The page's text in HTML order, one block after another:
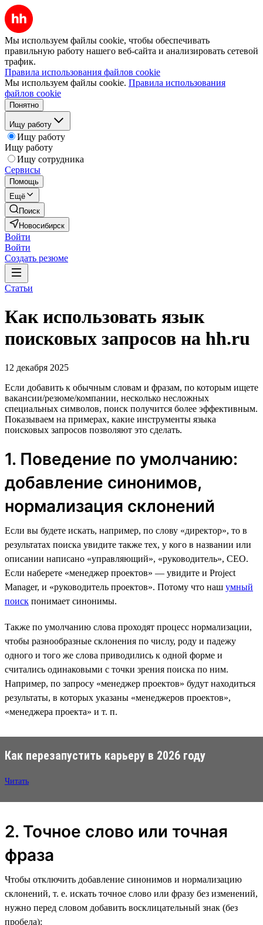
Мы используем файлы cookie, чтобы обеспечивать
правильную работу нашего веб-сайта и анализировать сетевой
трафик.
Правила использования файлов cookie
Мы используем файлы cookie. Правила использования
файлов cookie
Понятно
Ищу работу
Ищу работу
Ищу работу
Ищу сотрудника
Сервисы
Помощь
Ещё
Поиск
Новосибирск
Войти
Войти
Создать резюме
Статьи
Как использовать язык
поисковых запросов на hh.ru
12 декабря 2025
Если добавить к обычным словам и фразам, по которым ищете
вакансии/резюме/компании, несколько несложных
специальных символов, поиск получится более эффективным.
Показываем на примерах, какие инструменты языка
поисковых запросов позволяют это сделать.
1. Поведение по умолчанию:
добавление синонимов,
нормализация склонений
Если вы будете искать, например, по слову «директор», то в
результатах поиска увидите также тех, у кого в названии или
описании написано «управляющий», «руководитель», CEO.
Если наберете «менеджер проектов» — увидите и Project
Manager, и «руководитель проектов». Потому что наш умный
поиск понимает синонимы.
Также по умолчанию слова проходят процесс нормализации,
чтобы разнообразные склонения по числу, роду и падежу
одного и того же слова приводились к одной форме и
считались одинаковыми с точки зрения поиска по ним.
Например, по запросу «менеджер проектов» будут находиться
результаты, в которых указаны «менеджеров проектов»,
«менеджера проекта» и т. п.
Как перезапустить карьеру в 2026 году
Читать
2. Точное слово или точная
фраза
Чтобы отключить добавление синонимов и нормализацию
склонений, т. е. искать точное слово или фразу без изменений,
нужно перед словом добавить восклицательный знак (без
пробела):